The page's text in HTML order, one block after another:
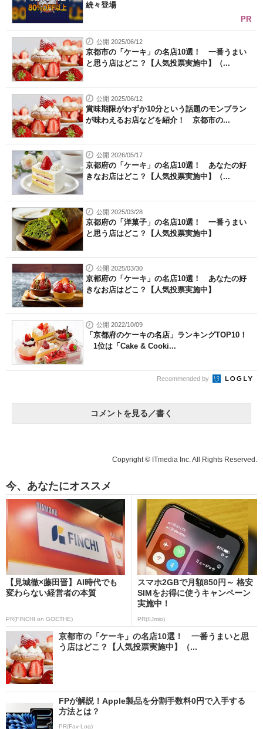
続々登場
PR
公開 2025/06/12
京都市の「ケーキ」の名店10選！ 一番うまい
と思う店はどこ？【人気投票実施中】（...
公開 2025/06/12
賞味期限がわずか10分という話題のモンブラン
が味わえるお店などを紹介！ 京都市の...
公開 2026/05/17
京都府の「ケーキ」の名店10選！ あなたの好
きなお店はどこ？【人気投票実施中】（...
公開 2025/03/28
京都府の「洋菓子」の名店10選！ 一番うまい
と思う店はどこ？【人気投票実施中】
公開 2025/03/30
京都府の「ケーキ」の名店10選！ あなたの好
きなお店はどこ？【人気投票実施中】
公開 2022/10/09
「京都府のケーキの名店」ランキングTOP10！
1位は「Cake & Cooki...
Recommended by
コメントを見る／書く
Copyright © ITmedia Inc. All Rights Reserved.
今、あなたにオススメ
【見城徹×藤田晋】AI時代でも
変わらない経営者の本質
PR(FINCHI on GOETHE)
スマホ2GBで月額850円～ 格安
SIMをお得に使うキャンペーン
実施中！
PR(IIJmio)
京都市の「ケーキ」の名店10選！ 一番うまいと思
う店はどこ？【人気投票実施中】（...
FPが解説！Apple製品を分割手数料0円で入手する
方法とは？
PR(Fav-Log)